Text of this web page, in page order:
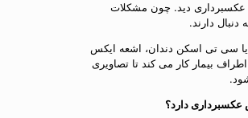
عکسبرداری دید. چون مشکلات
دنبال دارند.
سی تی اسکن دندان، اشعه ایکس
بیمار کار می کند تا تصاویری
دارد؟